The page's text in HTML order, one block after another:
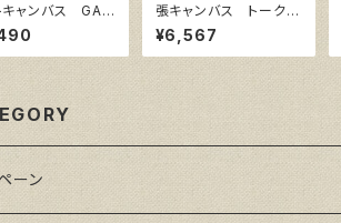
キャンバス GAE
S30
張キャンバス トーク
ロ イエロー 20号
¥6,567
ーン